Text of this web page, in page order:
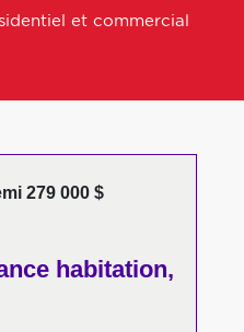
et commercial
279 000 $
habitation,